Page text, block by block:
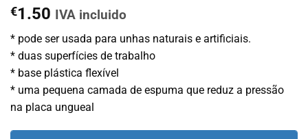
€1.50 IVA incluido
* pode ser usada para unhas naturais e artificiais.
* duas superfícies de trabalho
* base plástica flexível
* uma pequena camada de espuma que reduz a pressão
na placa ungueal